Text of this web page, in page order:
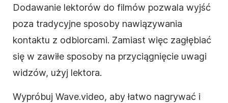
Dodawanie lektorów do filmów pozwala wyjść
poza tradycyjne sposoby nawiązywania
kontaktu z odbiorcami. Zamiast więc zagłębiać
się w zawiłe sposoby na przyciągnięcie uwagi
widzów, użyj lektora.
Wypróbuj Wave.video, aby łatwo nagrywać i